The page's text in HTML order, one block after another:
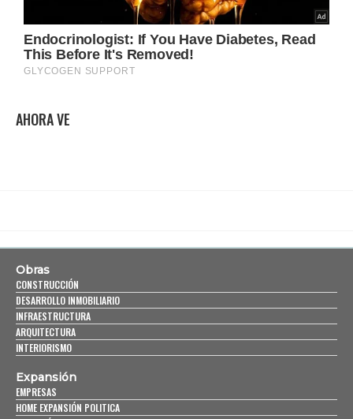
AHORA VE
Obras
CONSTRUCCIÓN
DESARROLLO INMOBILIARIO
INFRAESTRUCTURA
ARQUITECTURA
INTERIORISMO
Expansión
EMPRESAS
HOME EXPANSIÓN POLITICA